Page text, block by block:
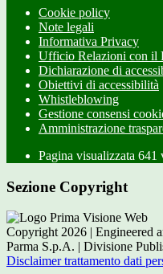
Cookie policy
Note legali
Informativa Privacy
Ufficio Relazioni con il
Dichiarazione di
Obiettivi di accessibilità
Whistleblowing
Gestione consensi
Amministrazione
Pagina visualizzata 641
Sezione Copyright
Copyright 2026 | Engineered
Parma S.p.A. | Divisione
Disclaimer trattamento dati